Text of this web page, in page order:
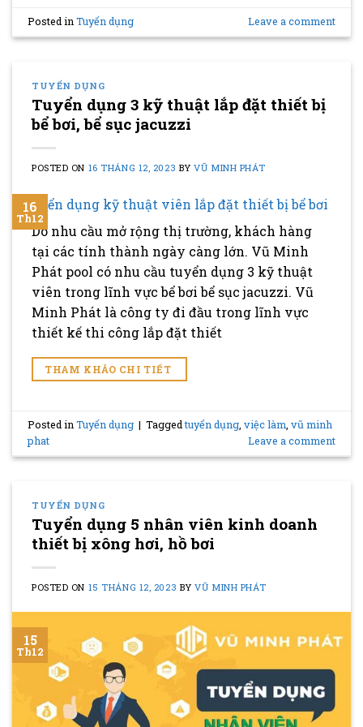
Posted inTuyển dụng Leave a comment
TUYỂN DỤNG
Tuyển dụng 3 kỹ thuật lắp đặt thiết bị
bể bơi, bể sục jacuzzi
POSTED ON 16 THÁNG 12, 2023 BYVŨ MINH PHÁT
16
Th12
Do nhu cầu mở rộng thị trường, khách hàng
tại các tính thành ngày càng lớn. Vũ Minh
Phát pool có nhu cầu tuyển dụng 3 kỹ thuật
viên trong lĩnh vực bể bơi bể sục jacuzzi. Vũ
Minh Phát là công ty đi đầu trong lĩnh vực
thiết kế thi công lắp đặt thiết
THAM KHẢO CHI TIẾT
Posted inTuyển dụng | Taggedtuyển dụng,việc làm,vũ minh
phat
Leave a comment
TUYỂN DỤNG
Tuyển dụng 5 nhân viên kinh doanh
thiết bị xông hơi, hồ bơi
POSTED ON 15 THÁNG 12, 2023 BYVŨ MINH PHÁT
15
Th12